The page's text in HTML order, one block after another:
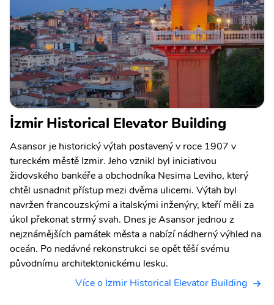
İzmir Historical Elevator Building
Asansor je historický výtah postavený v roce 1907 v
tureckém městě Izmir. Jeho vznikl byl iniciativou
židovského bankéře a obchodníka Nesima Leviho, který
chtěl usnadnit přístup mezi dvěma ulicemi. Výtah byl
navržen francouzskými a italskými inženýry, kteří měli za
úkol překonat strmý svah. Dnes je Asansor jednou z
nejznámějších památek města a nabízí nádherný výhled na
oceán. Po nedávné rekonstrukci se opět těší svému
původnímu architektonickému lesku.
Více o İzmir Historical Elevator Building